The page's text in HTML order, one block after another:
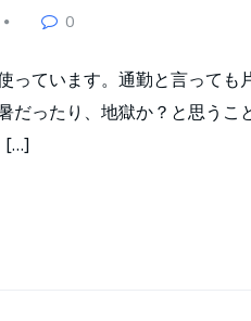
0
っています。通勤と言っても
だったり、地獄か？と思うこ
[…]